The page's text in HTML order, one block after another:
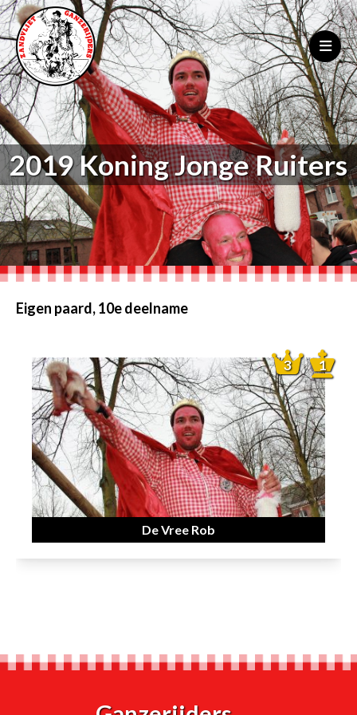
2019 Koning Jonge Ruiters
Eigen paard, 10e deelname
3 1
De Vree Rob